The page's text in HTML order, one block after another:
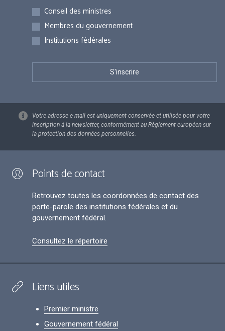
Inscriptions
Conseil des ministres
Membres du gouvernement
Institutions fédérales
Votre adresse e-mail est uniquement conservée et utilisée pour votre
inscription à la newsletter, conformément au Règlement européen sur
la protection des données personnelles.
Points de contact
Retrouvez toutes les coordonnées de contact des
porte-parole des institutions fédérales et du
gouvernement fédéral.
Consultez le répertoire
Liens utiles
Premier ministre
Gouvernement fédéral